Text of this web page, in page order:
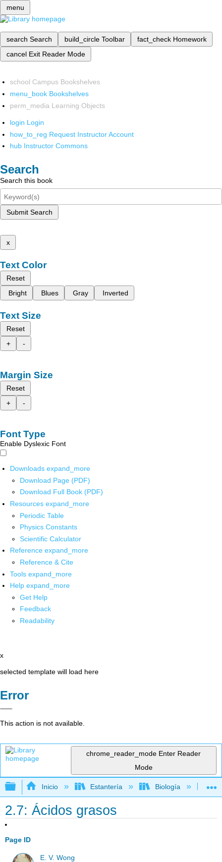
menu
search Search build_circle Toolbar fact_check Homework
cancel Exit Reader Mode
school Campus Bookshelves
menu_book Bookshelves
perm_media Learning Objects
login Login
how_to_reg Request Instructor Account
hub Instructor Commons
Search
Search this book
Submit Search
x
Text Color
Reset
Bright
Blues Gray Inverted
Text Size
Reset
+
-
Margin Size
Reset
+
-
Font Type
Enable Dyslexic Font
Downloads expand_more
Download Page (PDF)
Download Full Book (PDF)
Resources expand_more
Periodic Table
Physics Constants
Scientific Calculator
Reference expand_more
Reference & Cite
Tools expand_more
Help expand_more
Get Help
Feedback
Readability
x
selected template will load here
Error
This action is not available.
chrome_reader_mode Enter Reader
Mode
Expandir/contraer jerarquía global
Inicio Estantería Biología
2.7: Ácidos grasos
Page ID
E. V. Wong